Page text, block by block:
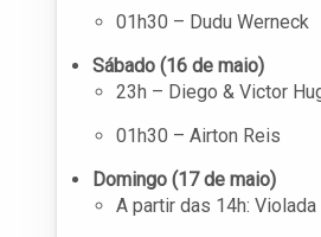
01h30 – Dudu Werneck
Sábado (16 de maio)
23h – Diego & Victor
01h30 – Airton Reis
Domingo (17 de maio)
A partir das 14h: